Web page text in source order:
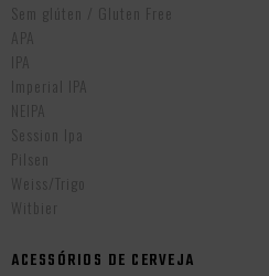
Sem glúten / Gluten Free
APA
IPA
Imperial IPA
NEIPA
Session Ipa
Pilsen
Weiss/Trigo
Witbier
ACESSÓRIOS DE CERVEJA